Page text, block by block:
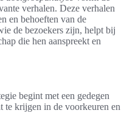
verhalen. Deze verhalen
en behoeften van de
de bezoekers zijn, helpt bij
die hen aanspreekt en
begint met een gedegen
te krijgen in de voorkeuren en